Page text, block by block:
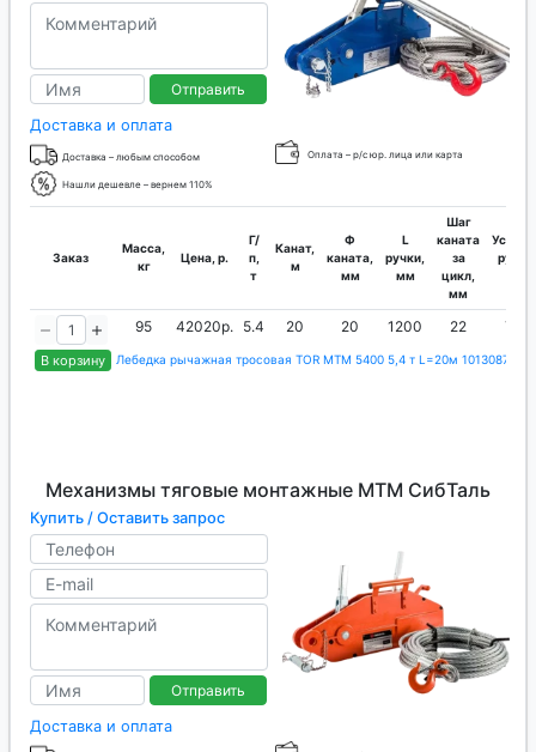
Отправить
Доставка и оплата
Доставка – любым способом Оплата – р/с юр. лица или карта
Нашли дешевле – вернем 110%
Заказ
Масса,
кг
Цена, р.
Г/
п,
т
Канат,
м
Ф
каната,
мм
L
ручки,
мм
Шаг
каната
за
цикл,
мм
Усилие
руки,
В корзину
95 42020р. 5.4 20 20 1200 22 75
Лебедка рычажная тросовая TOR МТМ 5400 5,4 т L=20м 1013087
Механизмы тяговые монтажные МТМ СибТаль
Купить / Оставить запрос
Отправить
Доставка и оплата